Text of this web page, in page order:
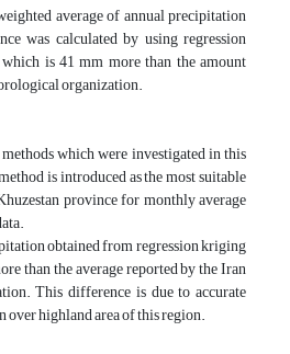
average of annual precipitation
was calculated by using regression
is 41 mm more than the amount
organization.
which were investigated in this
is introduced as the most suitable
province for monthly average
obtained from regression kriging
than the average reported by the Iran
This difference is due to accurate
highland area of this region.